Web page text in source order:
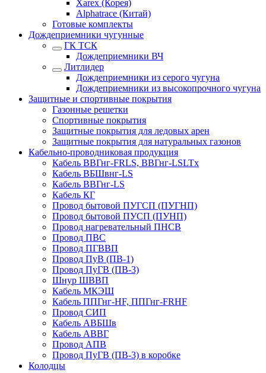
Xarex (Корея)
Alphatrace (Китай)
Готовые комплекты
Дождеприемники чугунные
ГК ТСК
Дождеприемники ВЧ
Литлидер
Дождеприемники из серого чугуна
Дождеприемники из высокопрочного чугуна
Защитные и спортивные покрытия
Газонные решетки
Спортивные покрытия
Защитные покрытия для ледовых арен
Защитные покрытия для натуральных газонов
Кабельно-проводниковая продукция
Кабель ВВГнг-FRLS, ВВГнг-LSLTx
Кабель ВБШвнг-LS
Кабель ВВГнг-LS
Кабель КГ
Провод бытовой ПУГСП (ПУГНП)
Провод бытовой ПУСП (ПУНП)
Провод нагревательный ПНСВ
Провод ПВС
Провод ПГВВП
Провод ПуВ (ПВ-1)
Провод ПуГВ (ПВ-3)
Шнур ШВВП
Кабель МКЭШ
Кабель ППГнг-HF, ППГнг-FRHF
Провод СИП
Кабель АВБШв
Кабель АВВГ
Провод АПВ
Провод ПуГВ (ПВ-3) в коробке
Колодцы